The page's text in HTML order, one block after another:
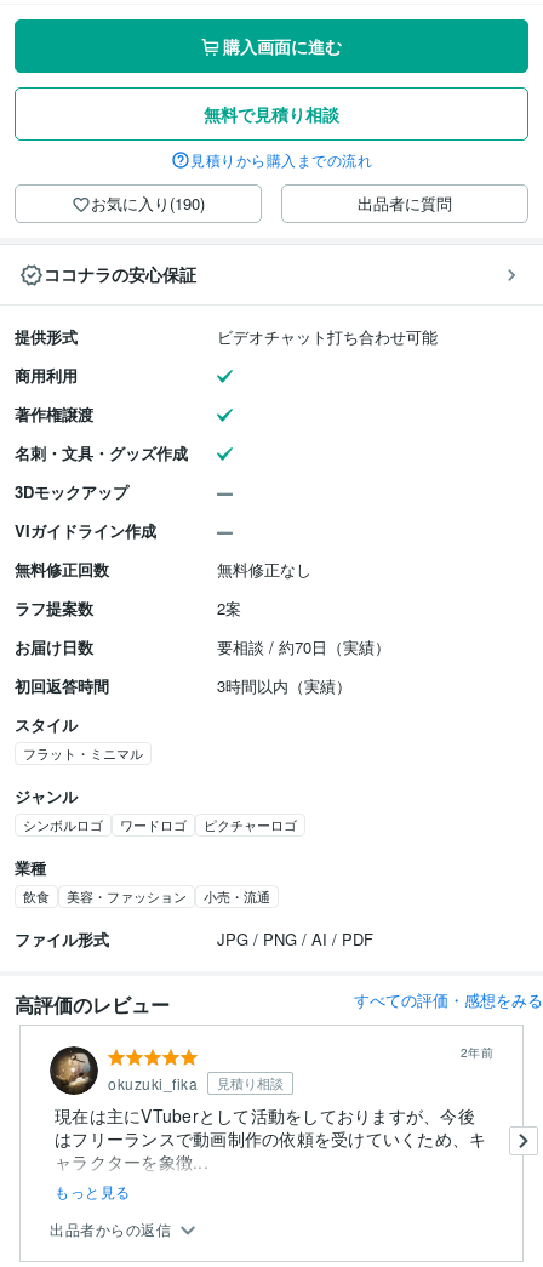
購入画面に進む
無料で見積り相談
見積りから購入までの流れ
お気に入り(190) 出品者に質問
ココナラの安心保証
提供形式
ビデオチャット打ち合わせ可能
商用利用
著作権譲渡
名刺・文具・グッズ作成
3Dモックアップ
VIガイドライン作成
無料修正回数
無料修正なし
ラフ提案数
2案
お届け日数
要相談 / 約70日（実績）
初回返答時間
3時間以内（実績）
スタイル
フラット・ミニマル
ジャンル
シンボルロゴ ワードロゴ ピクチャーロゴ
業種
飲食 美容・ファッション 小売・流通
ファイル形式 JPG / PNG / AI / PDF
高評価のレビュー すべての評価・感想をみる
okuzuki_fika 見積り相談
2年前
現在は主にVTuberとして活動をしておりますが、今後
はフリーランスで動画制作の依頼を受けていくため、キ
ャラクターを象徴...
もっと見る
出品者からの返信